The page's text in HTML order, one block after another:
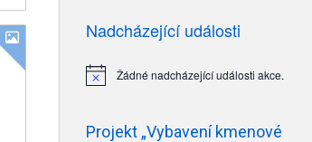
Nadcházející události
Notice Žádné nadcházející události akce.
Projekt „Vybavení kmenové